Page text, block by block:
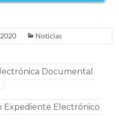
Noticias
Documental
Expediente Electrónico